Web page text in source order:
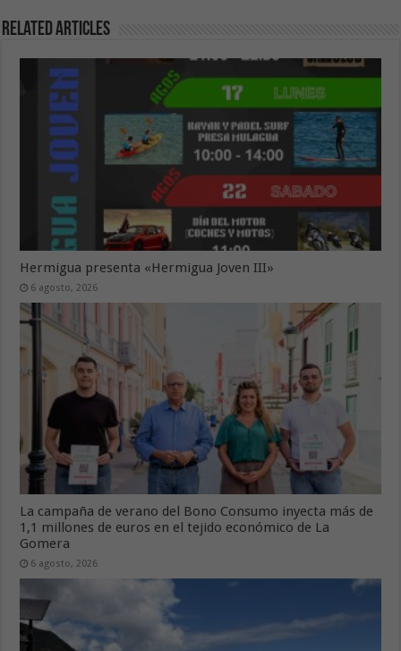
Related Articles
Hermigua presenta «Hermigua Joven III»
6 agosto, 2026
La campaña de verano del Bono Consumo inyecta más de
1,1 millones de euros en el tejido económico de La
Gomera
6 agosto, 2026